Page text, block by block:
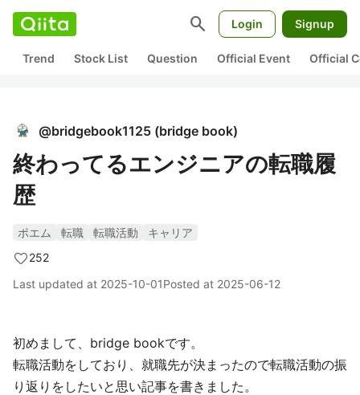
search Login Signup
Trend Stock List Question Official Event Official
@bridgebook1125 (bridge book)
終わってるエンジニアの転職履
歴
ポエム 転職 転職活動
キャリア
252
Last updated at 2025-10-01Posted at 2025-06-12
初めまして、bridge bookです。
転職活動をしており、就職先が決まったので転職活動の振
り返りをしたいと思い記事を書きました。